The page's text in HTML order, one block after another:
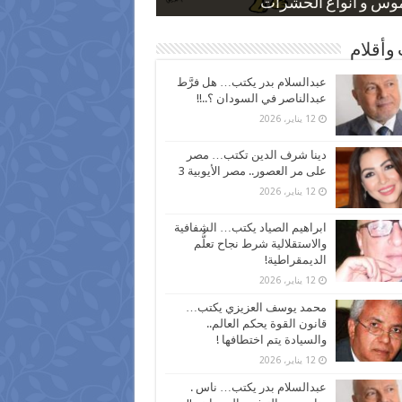
و أنواع الحشرات
بعد ارتفاع الأسعار
نسبة الطلاق في مصر
كاركاتيرية
كاركاتيرية
وأقلام
عبدالسلام بدر يكتب… هل فرَّط
عبدالناصر في السودان ؟..!!
12 يناير، 2026
دينا شرف الدين تكتب… مصر
على مر العصور.. مصر الأيوبية 3
12 يناير، 2026
ابراهيم الصياد يكتب… الشفافية
والاستقلالية شرط نجاح تعلُّم
الديمقراطية!
12 يناير، 2026
محمد يوسف العزيزي يكتب…
قانون القوة يحكم العالم..
والسيادة يتم اختطافها !
12 يناير، 2026
عبدالسلام بدر يكتب… ناس .